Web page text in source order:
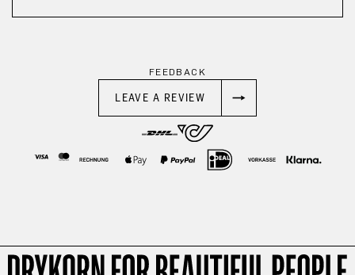
FEEDBACK
LEAVE A REVIEW